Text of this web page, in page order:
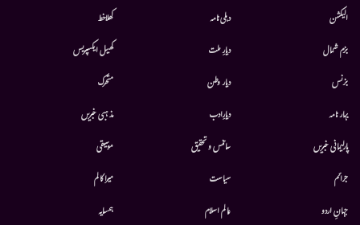
الیکشن
بزم شمال
بزنس
بہار نامہ
پارلیمانی خبریں
جرائم
جہانِ اردو
دہلی نامہ
دیارِ ملت
دیار وطن
دیارِادب
سائنس و تحقیق
سیاست
عالم اسلام
کھلاخط
کھیل ایکسپریس
متحرك
مذہبی خبریں
موسيقى
میرا کالم
ہمسایہ